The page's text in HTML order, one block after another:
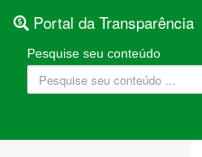
Portal da Transparência
Pesquise seu conteúdo